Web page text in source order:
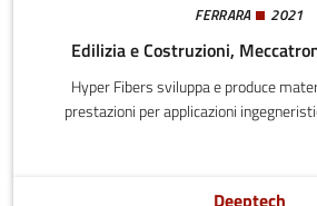
FERRARA 2021
Edilizia e Costruzioni,
Hyper Fibers sviluppa e produce
prestazioni per applicazioni